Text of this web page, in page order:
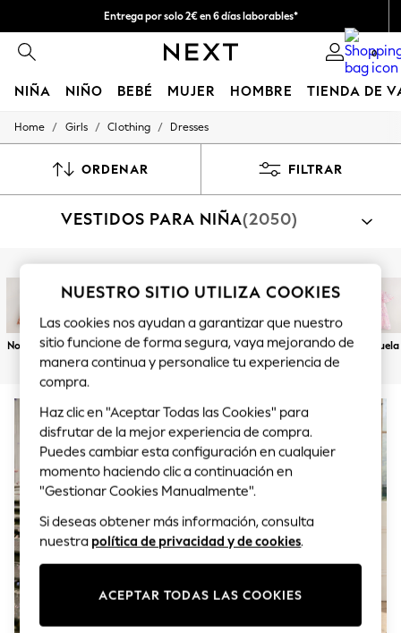
Entrega por solo 2€ en 6 días laborables*
Devoluciones fáciles en 28 días* 0
NIÑA NIÑO BEBÉ MUJER HOMBRE TIENDA DE
GIRLS
50 - 92cm
140 - 174cm
THE SET
All Clothing
Coats & Jackets
Sweatshirts & Hoodies
Knitwear
Cardigans
Dresses
Sets & Outfits
Tops
T-Shirts
Nightwear & Pyjamas
Trousers & Leggings
Bodysuits & Vests
Swimwear
Shorts & Skirts
Babygrows & Sleepsuits
Jumpsuits & Playsuits
Tops
Home / Girls / Clothing / Dresses
ORDENAR FILTRAR
VESTIDOS PARA NIÑA(2050)
Vestidos
Conjuntos Con Vestidos
Novedades
Vestidos de
verano
Chica con
flores
Malla de tul Vestir Lentejuela
NUESTRO SITIO UTILIZA COOKIES
Las cookies nos ayudan a garantizar que nuestro
sitio funcione de forma segura, vaya mejorando de
manera continua y personalice tu experiencia de
compra.
Haz clic en "Aceptar Todas las Cookies" para
disfrutar de la mejor experiencia de compra.
Puedes cambiar esta configuración en cualquier
momento haciendo clic a continuación en
"Gestionar Cookies Manualmente".
Si deseas obtener más información, consulta
nuestra política de privacidad y de cookies.
ACEPTAR TODAS LAS COOKIES